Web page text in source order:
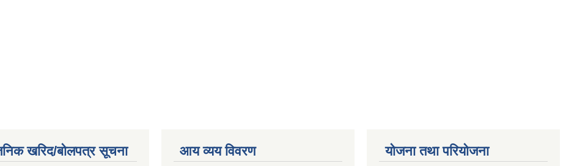
खरिद/बोलपत्र सूचना आय व्यय विवरण योजना तथा परियोजना